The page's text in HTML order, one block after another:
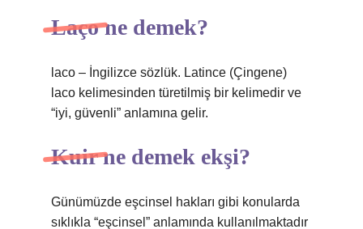
Laço ne demek?
laco – İngilizce sözlük. Latince (Çingene)
laco kelimesinden türetilmiş bir kelimedir ve
“iyi, güvenli” anlamına gelir.
Kuir ne demek ekşi?
Günümüzde eşcinsel hakları gibi konularda
sıklıkla “eşcinsel” anlamında kullanılmaktadır